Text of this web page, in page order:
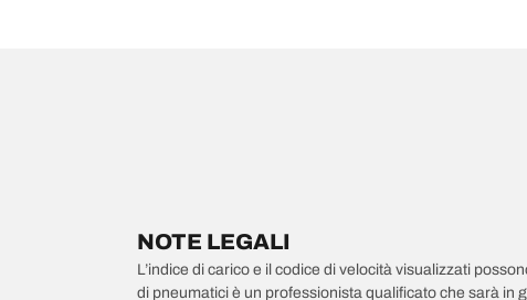
NOTE LEGALI
L’indice di carico e il codice di velocità visualizzati
di pneumatici è un professionista qualificato che sarà in